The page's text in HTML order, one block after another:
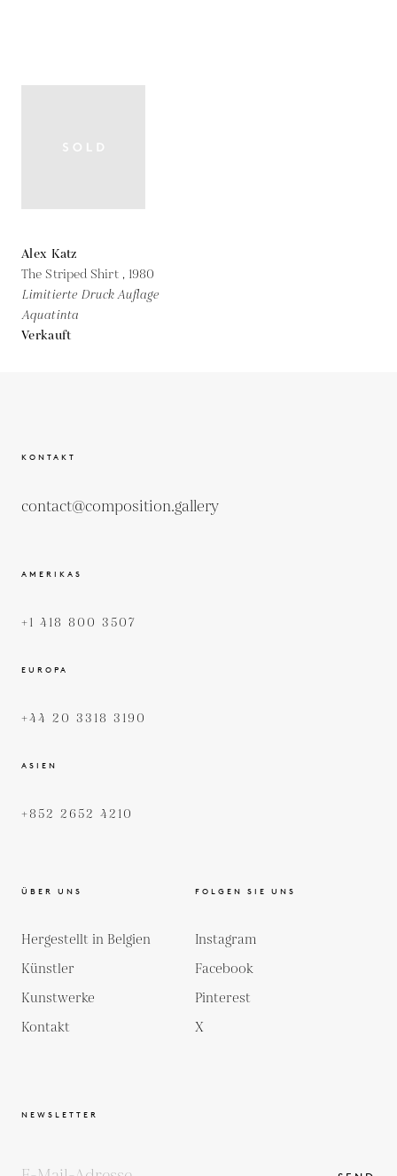
Alex Katz
The Striped Shirt , 1980
Limitierte Druck Auflage
Aquatinta
Verkauft
KONTAKT
contact@composition.gallery
AMERIKAS
+1 418 800 3507
EUROPA
+44 20 3318 3190
ASIEN
+852 2652 4210
ÜBER UNS
Hergestellt in Belgien
Künstler
Kunstwerke
Kontakt
FOLGEN SIE UNS
Instagram
Facebook
Pinterest
X
NEWSLETTER